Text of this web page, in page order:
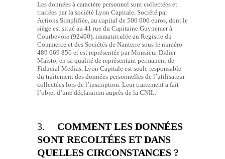
Les données à caractère personnel sont collectées et
traitées par la société Lyon Capitale, Société par
Actions Simplifiée, au capital de 500 000 euros, dont le
siège est situé au 41 rue du Capitaine Guynemer à
Courbevoie (92400), immatriculée au Registre du
Commerce et des Sociétés de Nanterre sous le numéro
489 069 856 et est représentée par Monsieur Didier
Maïsto, en sa qualité de représentant permanent de
Fiducial Medias. Lyon Capitale est seule responsable
du traitement des données personnelles de l’utilisateur
collectées lors de l’inscription. Leur traitement a fait
l’objet d’une déclaration auprès de la CNIL.
3. COMMENT LES DONNÉES
SONT RECOLTÉES ET DANS
QUELLES CIRCONSTANCES ?